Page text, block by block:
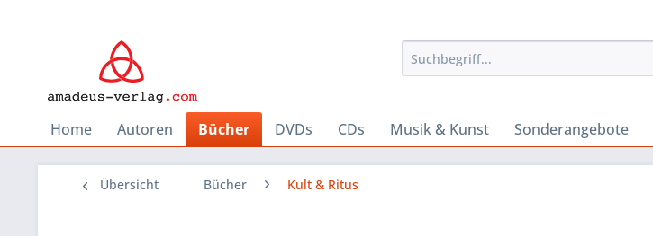
Home Autoren Bücher DVDs CDs Musik & Kunst Sonderangebote
Übersicht Bücher Kult & Ritus